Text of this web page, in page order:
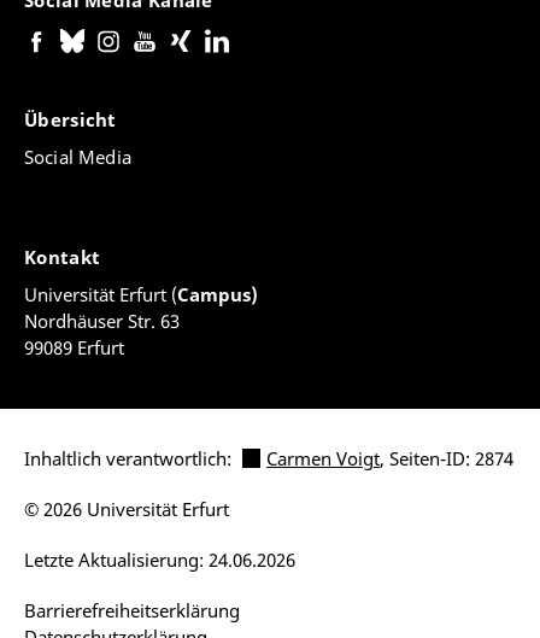
Übersicht
Social Media
Kontakt
Universität Erfurt (Campus)
Nordhäuser Str. 63
99089 Erfurt
Inhaltlich verantwortlich: Carmen Voigt, Seiten-ID: 2874
Barrierefreiheitserklärung
Letzte Aktualisierung: 24.06.2026
© 2026 Universität Erfurt